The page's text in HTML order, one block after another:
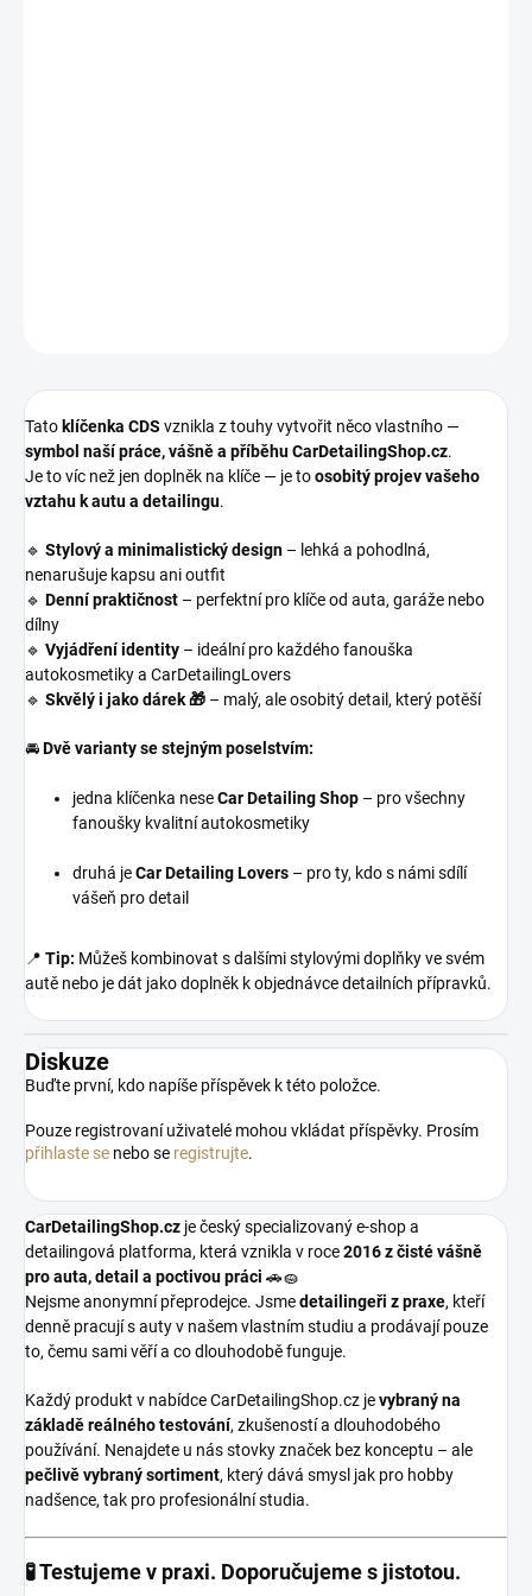
Tato klíčenka CDS vznikla z touhy vytvořit něco vlastního —
symbol naší práce, vášně a příběhu CarDetailingShop.cz.
Je to víc než jen doplněk na klíče — je toosobitý projev vašeho
vztahu k autu a detailingu.
🔹 Stylový a minimalistický design – lehká a pohodlná,
nenarušuje kapsu ani outfit
🔹 Denní praktičnost – perfektní pro klíče od auta, garáže nebo
dílny
🔹 Vyjádření identity – ideální pro každého fanouška
autokosmetiky a CarDetailingLovers
🔹 Skvělý i jako dárek 🎁 – malý, ale osobitý detail, který potěší
🚘Dvě varianty se stejným poselstvím:
jedna klíčenka neseCar Detailing Shop – pro všechny
fanoušky kvalitní autokosmetiky
druhá jeCar Detailing Lovers – pro ty, kdo s námi sdílí
vášeň pro detail
📍 Tip: Můžeš kombinovat s dalšími stylovými doplňky ve svém
autě nebo je dát jako doplněk k objednávce detailních přípravků.
Diskuze
Buďte první, kdo napíše příspěvek k této položce.
Pouze registrovaní uživatelé mohou vkládat příspěvky. Prosím
přihlaste se nebo se registrujte.
CarDetailingShop.cz je český specializovaný e-shop a
detailingová platforma, která vznikla v roce2016 z čisté vášně
pro auta, detail a poctivou práci 🚗🧽
Nejsme anonymní přeprodejce. Jsmedetailingeři z praxe, kteří
denně pracují s auty v našem vlastním studiu a prodávají pouze
to, čemu sami věří a co dlouhodobě funguje.
Každý produkt v nabídce CarDetailingShop.cz jevybraný na
základě reálného testování, zkušeností a dlouhodobého
používání. Nenajdete u nás stovky značek bez konceptu – ale
pečlivě vybraný sortiment, který dává smysl jak pro hobby
nadšence, tak pro profesionální studia.
🧪 Testujeme v praxi. Doporučujeme s jistotou.